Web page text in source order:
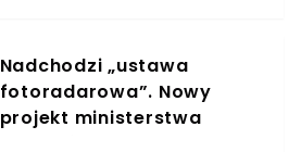
Nadchodzi „ustawa
fotoradarowa”. Nowy
projekt ministerstwa